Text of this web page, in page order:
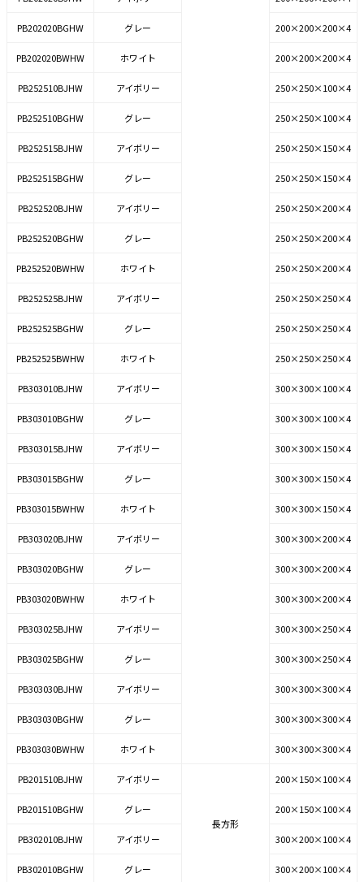
PB202020BGHW グレー 200×200×200×4
PB202020BWHW ホワイト 200×200×200×4
PB252510BJHW アイボリー 250×250×100×4
PB252510BGHW グレー 250×250×100×4
PB252515BJHW アイボリー 250×250×150×4
PB252515BGHW グレー 250×250×150×4
PB252520BJHW アイボリー 250×250×200×4
PB252520BGHW グレー 250×250×200×4
PB252520BWHW ホワイト 250×250×200×4
PB252525BJHW アイボリー 250×250×250×4
PB252525BGHW グレー 250×250×250×4
PB252525BWHW ホワイト 250×250×250×4
PB303010BJHW アイボリー 300×300×100×4
PB303010BGHW グレー 300×300×100×4
PB303015BJHW アイボリー 300×300×150×4
PB303015BGHW グレー 300×300×150×4
PB303015BWHW ホワイト 300×300×150×4
PB303020BJHW アイボリー 300×300×200×4
PB303020BGHW グレー 300×300×200×4
PB303020BWHW ホワイト 300×300×200×4
PB303025BJHW アイボリー 300×300×250×4
PB303025BGHW グレー 300×300×250×4
PB303030BJHW アイボリー 300×300×300×4
PB303030BGHW グレー 300×300×300×4
PB303030BWHW ホワイト 300×300×300×4
PB201510BJHW アイボリー
長方形
200×150×100×4
PB201510BGHW グレー 200×150×100×4
PB302010BJHW アイボリー 300×200×100×4
PB302010BGHW グレー 300×200×100×4